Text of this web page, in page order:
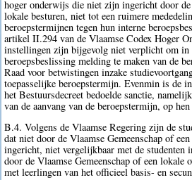
hoger onderwijs die niet zijn ingericht door de
lokale besturen, niet tot een ruimere
beroepstermijnen tegen hun interne
artikel II.294 van de Vlaamse Codex Hoger
instellingen zijn bijgevolg niet verplicht om in
beroepsbeslissing melding te maken van de
Raad voor betwistingen inzake
toepasselijke beroepstermijn. Evenmin is de
het Bestuursdecreet bedoelde sanctie,
van de aanvang van de beroepstermijn, op
B.4. Volgens de Vlaamse Regering zijn de
dat niet door de Vlaamse Gemeenschap of
ingericht, niet vergelijkbaar met de studenten
door de Vlaamse Gemeenschap of een lokale
met leerlingen van het officieel basis- en